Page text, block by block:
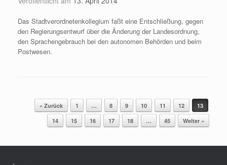
Das Stadtverordnetenkollegium faßt eine Entschließung, gegen
den Regierungsentwurf über die Änderung der Landesordnung,
den Sprachengebrauch bei den autonomen Behörden und beim
Postwesen.
Beitragsnavigation
« Zurück 1 … 8 9 10 11 12
13
14
15 16 17 18 … 45 Weiter »